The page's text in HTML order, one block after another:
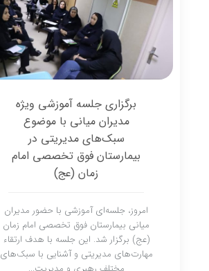
برگزاری جلسه آموزشی ویژه
مدیران میانی با موضوع
سبک‌های مدیریتی در
بیمارستان فوق تخصصی امام
زمان (عج)
امروز، جلسه‌ای آموزشی با حضور مدیران
میانی بیمارستان فوق تخصصی امام زمان
(عج) برگزار شد. این جلسه با هدف ارتقاء
مهارت‌های مدیریتی و آشنایی با سبک‌های